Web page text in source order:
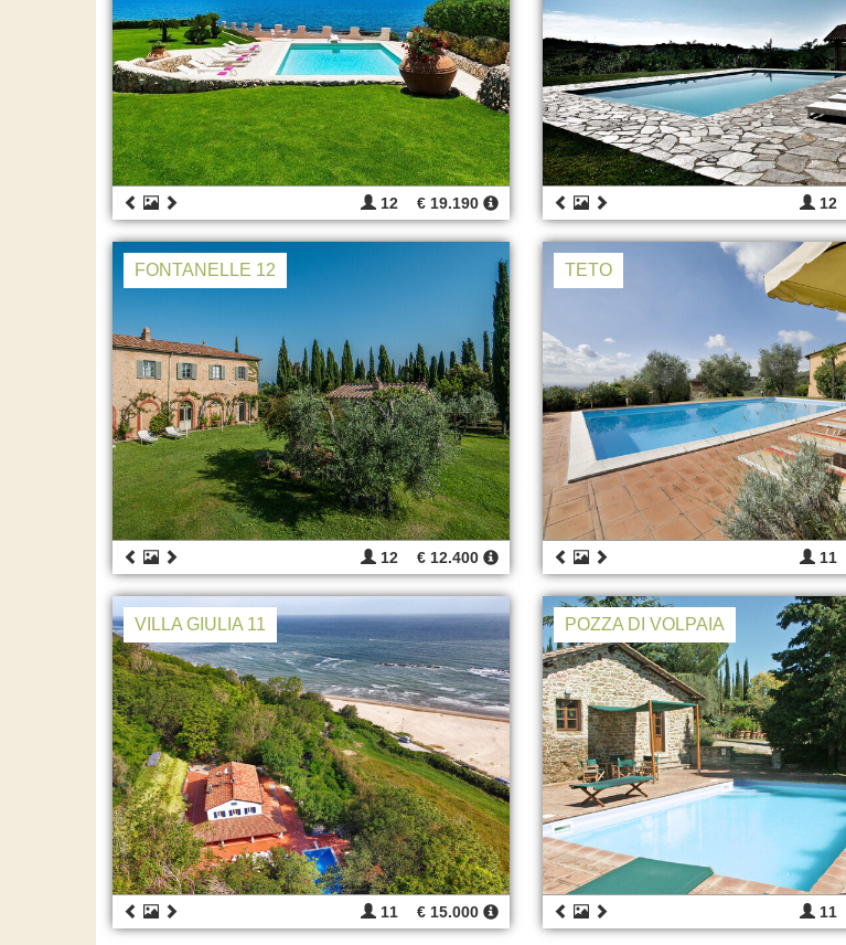
12 € 19.190 12
FONTANELLE 12
12 € 12.400
TETO
11
VILLA GIULIA 11
11 € 15.000
POZZA DI VOLPAIA
11